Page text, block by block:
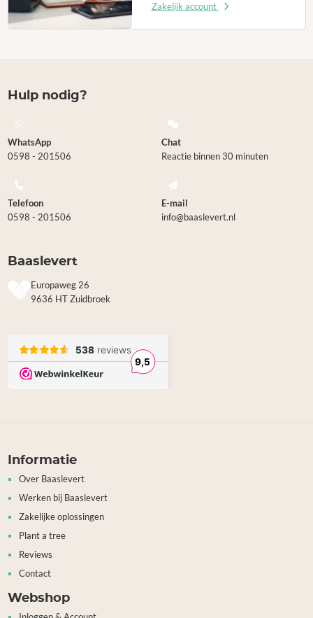
Zakelijk account
Hulp nodig?
WhatsApp
0598 - 201506
Chat
Reactie binnen 30 minuten
Telefoon
0598 - 201506
E-mail
info@baaslevert.nl
Baaslevert
Europaweg 26
9636 HT Zuidbroek
Informatie
Over Baaslevert
Werken bij Baaslevert
Zakelijke oplossingen
Plant a tree
Reviews
Contact
Webshop